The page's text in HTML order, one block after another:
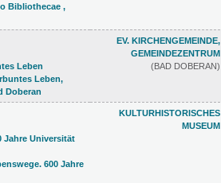
EV. KIRCHENGEMEINDE,
GEMEINDEZENTRUM
(BAD DOBERAN)
KULTURHISTORISCHES
MUSEUM